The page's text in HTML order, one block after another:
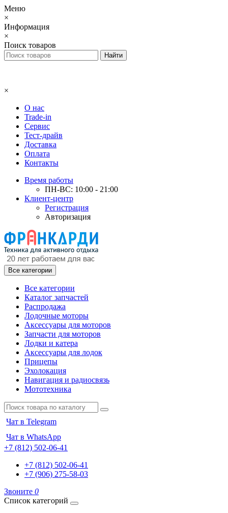
Меню
×
Информация
×
Поиск товаров
×
О нас
Trade-in
Сервис
Тест-драйв
Доставка
Оплата
Контакты
Время работы
ПН-ВС: 10:00 - 21:00
Клиент-центр
Регистрация
Авторизация
Все категории
Все категории
Каталог запчастей
Распродажа
Лодочные моторы
Аксессуары для моторов
Запчасти для моторов
Лодки и катера
Аксессуары для лодок
Прицепы
Эхолокация
Навигация и радиосвязь
Мототехника
Чат в Telegram
Чат в WhatsApp
+7 (812) 502-06-41
+7 (812) 502-06-41
+7 (906) 275-58-03
Звоните 0
Список категорий